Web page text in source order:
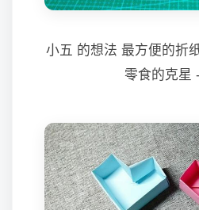
小五 的想法 最方便的折
零食的克星